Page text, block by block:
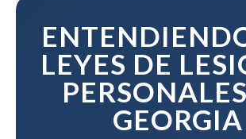
LEYES DE
GEORGIA